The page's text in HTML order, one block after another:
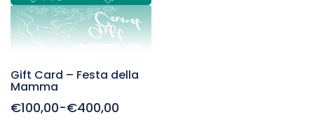
Gift Card – Festa della
Mamma
€100,00-€400,00